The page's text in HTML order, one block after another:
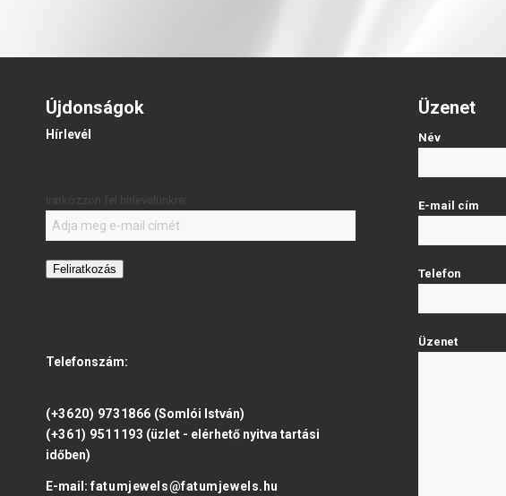
Újdonságok
Hírlevél
Feliratkozás
Telefonszám:
(+3620) 9731866 (Somlói István)
(+361) 9511193 (üzlet - elérhető nyitva tartási
időben)
E-mail:fatumjewels@fatumjewels.hu
Üzenet
Név
E-mail cím
Telefon
Üzenet